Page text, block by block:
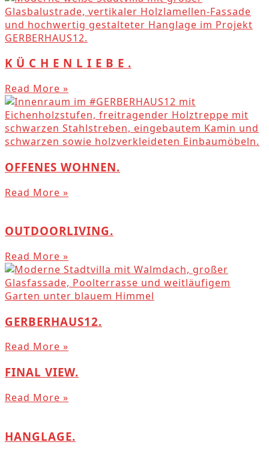
K Ü C H E N L I E B E .
Read More »
OFFENES WOHNEN.
Read More »
OUTDOORLIVING.
Read More »
GERBERHAUS12.
Read More »
FINAL VIEW.
Read More »
HANGLAGE.